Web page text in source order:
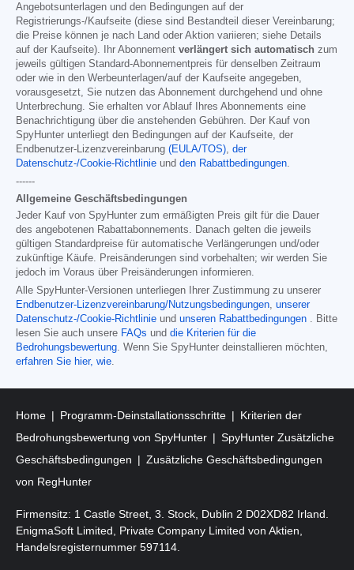
Angebotsunterlagen und den Bedingungen auf der
Registrierungs-/Kaufseite (diese sind Bestandteil dieser Vereinbarung;
die Preise können je nach Land oder Aktion variieren; siehe Details
auf der Kaufseite). Ihr Abonnement verlängert sich automatisch zum
jeweils gültigen Standard-Abonnementpreis für denselben Zeitraum
oder wie in den Werbeunterlagen/auf der Kaufseite angegeben,
vorausgesetzt, Sie nutzen das Abonnement durchgehend und ohne
Unterbrechung. Sie erhalten vor Ablauf Ihres Abonnements eine
Benachrichtigung über die anstehenden Gebühren. Der Kauf von
SpyHunter unterliegt den Bedingungen auf der Kaufseite, der
Endbenutzer-Lizenzvereinbarung (EULA/TOS), der
Datenschutz-/Cookie-Richtlinie und den Rabattbedingungen.
------
Allgemeine Geschäftsbedingungen
Jeder Kauf von SpyHunter zum ermäßigten Preis gilt für die Dauer
des angebotenen Rabattabonnements. Danach gelten die jeweils
gültigen Standardpreise für automatische Verlängerungen und/oder
zukünftige Käufe. Preisänderungen sind vorbehalten; wir werden Sie
jedoch im Voraus über Preisänderungen informieren.
Alle SpyHunter-Versionen unterliegen Ihrer Zustimmung zu unserer
Endbenutzer-Lizenzvereinbarung/Nutzungsbedingungen, unserer
Datenschutz-/Cookie-Richtlinie und unseren Rabattbedingungen . Bitte
lesen Sie auch unsere FAQs und die Kriterien für die
Bedrohungsbewertung. Wenn Sie SpyHunter deinstallieren möchten,
erfahren Sie hier, wie.
Home Programm-Deinstallationsschritte
Kriterien der
Bedrohungsbewertung von SpyHunter
SpyHunter Zusätzliche
Geschäftsbedingungen
Zusätzliche Geschäftsbedingungen
von RegHunter
Firmensitz: 1 Castle Street, 3. Stock, Dublin 2 D02XD82 Irland.
EnigmaSoft Limited, Private Company Limited von Aktien,
Handelsregisternummer 597114.